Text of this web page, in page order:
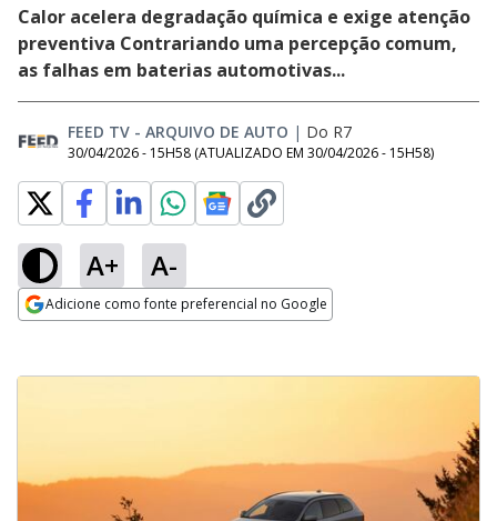
Calor acelera degradação química e exige atenção
preventiva Contrariando uma percepção comum,
as falhas em baterias automotivas...
FEED TV - ARQUIVO DE AUTO | Do R7
30/04/2026 - 15H58 (ATUALIZADO EM 30/04/2026 - 15H58)
A+ A-
Adicione como fonte preferencial no Google